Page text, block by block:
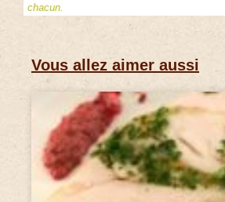
chacun.
Vous allez aimer aussi